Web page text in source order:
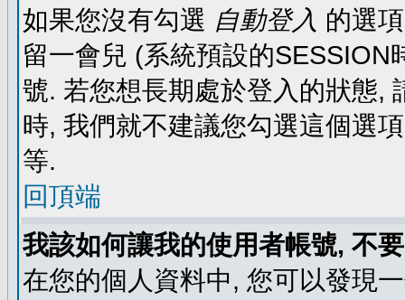
如果您沒有勾選 自動登入 的選
留一會兒 (系統預設的
號. 若您想長期處於登入的狀態,
時, 我們就不建議您勾選這個選
等.
回頂端
我該如何讓我的使用者帳號, 不
在您的個人資料中, 您可以發現